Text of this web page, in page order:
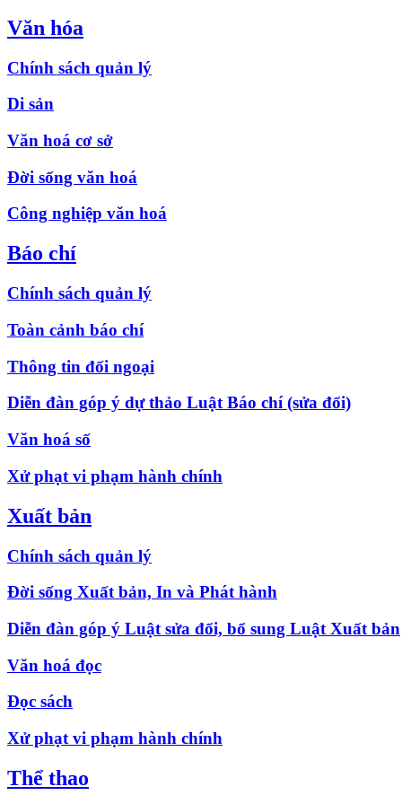
Văn hóa
Chính sách quản lý
Di sản
Văn hoá cơ sở
Đời sống văn hoá
Công nghiệp văn hoá
Báo chí
Chính sách quản lý
Toàn cảnh báo chí
Thông tin đối ngoại
Diễn đàn góp ý dự thảo Luật Báo chí (sửa đổi)
Văn hoá số
Xử phạt vi phạm hành chính
Xuất bản
Chính sách quản lý
Đời sống Xuất bản, In và Phát hành
Diễn đàn góp ý Luật sửa đổi, bổ sung Luật Xuất bản
Văn hoá đọc
Đọc sách
Xử phạt vi phạm hành chính
Thể thao